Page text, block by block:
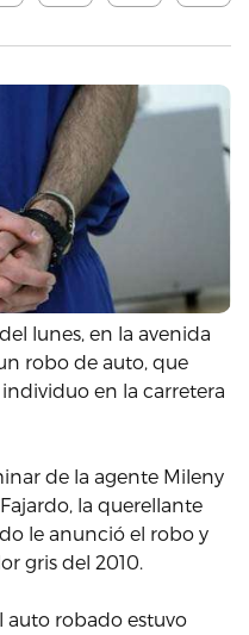
lunes, en la avenida
robo de auto, que
en la carretera
de la agente Mileny
la querellante
le anunció el robo y
gris del 2010.
auto robado estuvo